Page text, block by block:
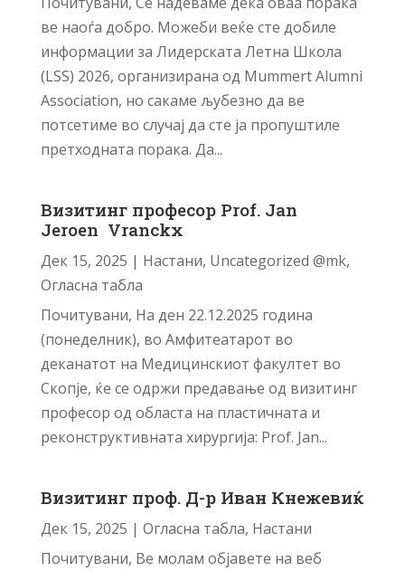
ве наоѓа добро. Можеби веќе сте добиле
информации за Лидерската Летна Школа
(LSS) 2026, организирана од Mummert Alumni
Association, но сакаме љубезно да ве
потсетиме во случај да сте ја пропуштиле
претходната порака. Да...
Визитинг професор Prof. Jan
Jеroen Vranckx
Дек 15, 2025 | Настани, Uncategorized @mk,
Огласна табла
Почитувани, На ден 22.12.2025 година
(понеделник), во Амфитеатарот во
деканатот на Медицинскиот факултет во
Скопје, ќе се одржи предавање од визитинг
професор од областа на пластичната и
реконструктивната хирургија: Prof. Jan...
Визитинг проф. Д-р Иван Кнежевиќ
Дек 15, 2025 | Огласна табла, Настани
Почитувани, Ве молам објавете на веб